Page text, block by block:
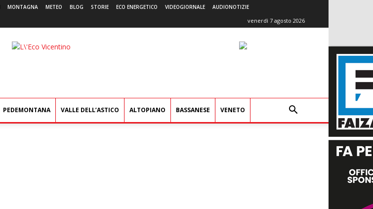
MONTAGNA METEO BLOG STORIE ECO ENERGETICO VIDEOGIORNALE AUDIONOTIZIE
venerdì 7 agosto 2026
L'Eco
PEDEMONTANA VALLE DELL’ASTICO ALTOPIANO BASSANESE VENETO